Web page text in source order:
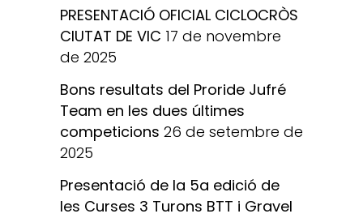
PRESENTACIÓ OFICIAL CICLOCRÒS
CIUTAT DE VIC 17 de novembre
de 2025
Bons resultats del Proride Jufré
Team en les dues últimes
competicions 26 de setembre de
2025
Presentació de la 5a edició de
les Curses 3 Turons BTT i Gravel